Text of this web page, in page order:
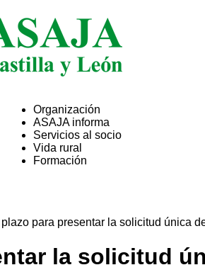
ASAJA
Organización
ASAJA informa
Servicios al socio
Vida rural
Formación
para presentar la solicitud única
la solicitud